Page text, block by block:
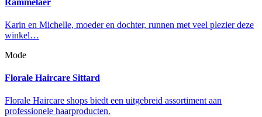
Karin en Michelle, moeder en dochter, runnen met veel plezier deze
winkel…
Mode
Florale Haircare Sittard
Florale Haircare shops biedt een uitgebreid assortiment aan
professionele haarproducten.